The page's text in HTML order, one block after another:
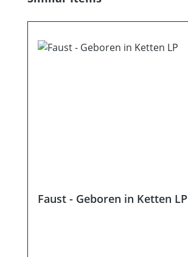
Faust - Geboren in Ketten LP